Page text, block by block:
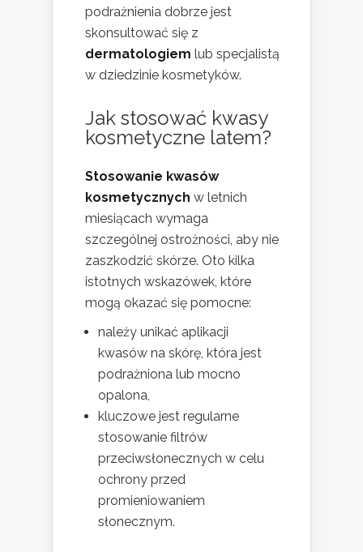
podrażnienia dobrze jest
skonsultować się z
dermatologiem lub specjalistą
w dziedzinie kosmetyków.
Jak stosować kwasy
kosmetyczne latem?
Stosowanie kwasów
kosmetycznych w letnich
miesiącach wymaga
szczególnej ostrożności, aby nie
zaszkodzić skórze. Oto kilka
istotnych wskazówek, które
mogą okazać się pomocne:
należy unikać aplikacji
kwasów na skórę, która jest
podrażniona lub mocno
opalona,
kluczowe jest regularne
stosowanie filtrów
przeciwsłonecznych w celu
ochrony przed
promieniowaniem
słonecznym.